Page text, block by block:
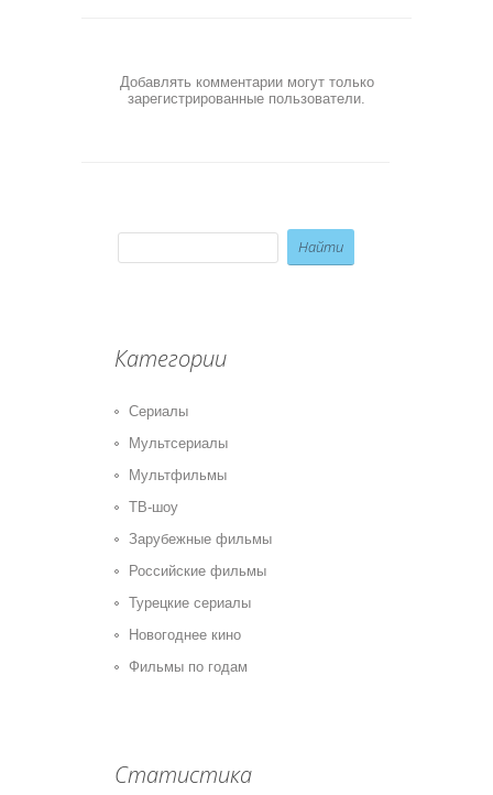
Добавлять комментарии могут только
зарегистрированные пользователи.
Категории
Сериалы
Мультсериалы
Мультфильмы
ТВ-шоу
Зарубежные фильмы
Российские фильмы
Турецкие сериалы
Новогоднее кино
Фильмы по годам
Статистика